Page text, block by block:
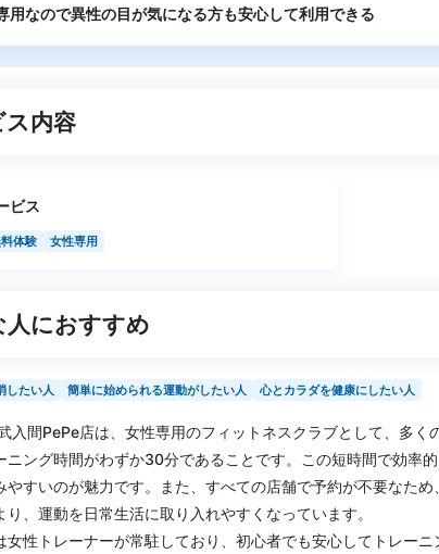
用なので異性の目が気になる方も安心して利用できる
ス内容
ビス
体験 女性専用
人におすすめ
したい人 簡単に始められる運動がしたい人 心とカラダを健康にしたい人
入間PePe店は、女性専用のフィットネスクラブとして、多
ニング時間がわずか30分であることです。この短時間で効率
やすいのが魅力です。また、すべての店舗で予約が不要なた
り、運動を日常生活に取り入れやすくなっています。
女性トレーナーが常駐しており、初心者でも安心してトレー